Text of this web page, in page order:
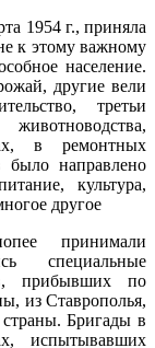
1954 г., приняла
к этому важному
население.
другие вели
третьи
в ремонтных
было направлено
культура,
другое
принимали
специальные
прибывших по
из Ставрополья,
Бригады в
испытывавших